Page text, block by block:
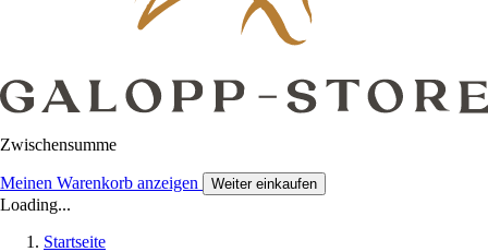
Zwischensumme
Meinen Warenkorb anzeigen Weiter einkaufen
Loading...
Startseite